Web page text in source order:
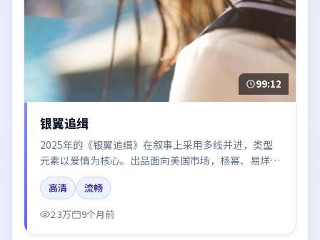
99:12
银翼追缉
2025年的《银翼追缉》在叙事上采用多线并进，类型
元素以爱情为核心。出品面向美国市场，杨幂、易烊千
玺、倪妮、迪丽热巴所饰角色推动关键反转，结尾留白
引发讨论。
高清
流畅
2.3万
9个月前